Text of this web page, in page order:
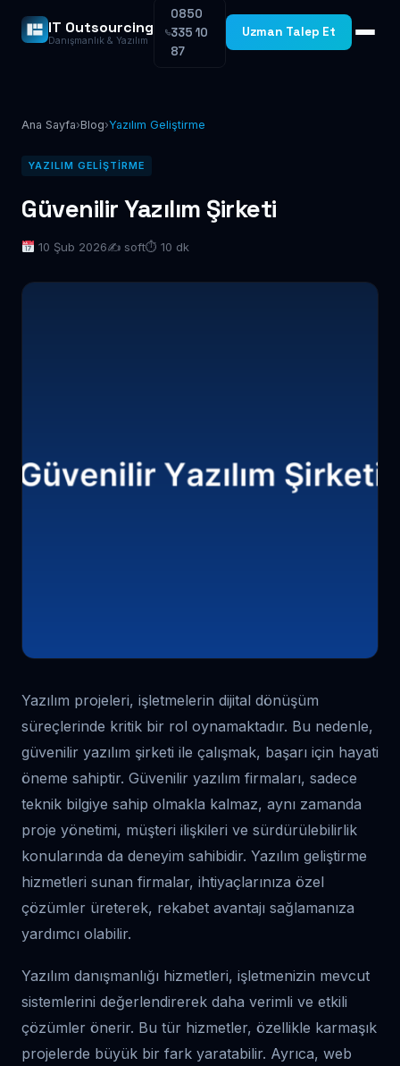
IT Outsourcing
Danışmanlık & Yazılım
0850
335 10
87
Uzman Talep Et
Ana Sayfa›Blog›Yazılım Geliştirme
YAZILIM GELIŞTIRME
Güvenilir Yazılım Şirketi
10 Şub 2026✍️ soft⏱ 10 dk
Yazılım projeleri, işletmelerin dijital dönüşüm
süreçlerinde kritik bir rol oynamaktadır. Bu nedenle,
güvenilir yazılım şirketi ile çalışmak, başarı için hayati
öneme sahiptir. Güvenilir yazılım firmaları, sadece
teknik bilgiye sahip olmakla kalmaz, aynı zamanda
proje yönetimi, müşteri ilişkileri ve sürdürülebilirlik
konularında da deneyim sahibidir. Yazılım geliştirme
hizmetleri sunan firmalar, ihtiyaçlarınıza özel
çözümler üreterek, rekabet avantajı sağlamanıza
yardımcı olabilir.
Yazılım danışmanlığı hizmetleri, işletmenizin mevcut
sistemlerini değerlendirerek daha verimli ve etkili
çözümler önerir. Bu tür hizmetler, özellikle karmaşık
projelerde büyük bir fark yaratabilir. Ayrıca, web